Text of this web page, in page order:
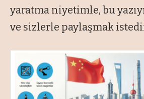
yaratma niyetimle, bu
ve sizlerle paylaşmak